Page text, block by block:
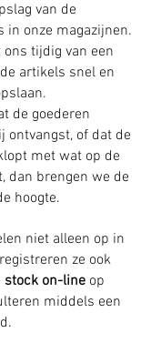
van de
in onze magazijnen.
tijdig van een
artikels snel en
de goederen
ontvangst, of dat de
met wat op de
dan brengen we de
hoogte.
niet alleen op in
ze ook
stock on-line op
middels een